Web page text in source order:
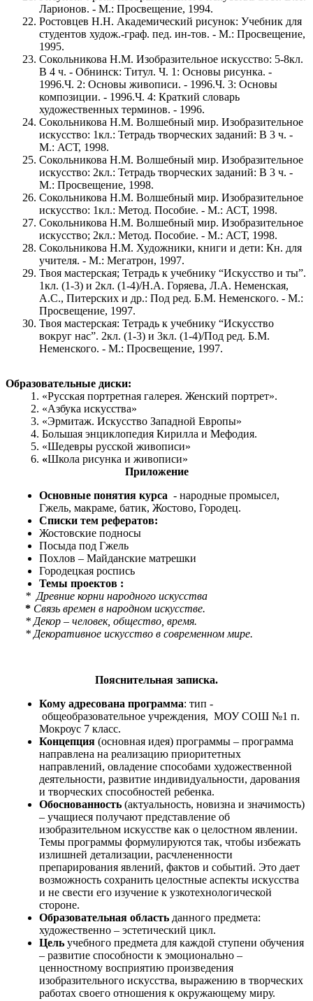
Ларионов. - М.: Просвещение, 1994.
Ростовцев Н.Н. Академический рисунок: Учебник для
студентов худож.-граф. пед. ин-тов. - М.: Просвещение,
1995.
Сокольникова Н.М. Изобразительное искусство: 5-8кл.
В 4 ч. - Обнинск: Титул. Ч. 1: Основы рисунка. -
1996.Ч. 2: Основы живописи. - 1996.Ч. 3: Основы
композиции. - 1996.Ч. 4: Краткий словарь
художественных терминов. - 1996.
Сокольникова Н.М. Волшебный мир. Изобразительное
искусство: 1кл.: Тетрадь творческих заданий: В 3 ч. -
М.: АСТ, 1998.
Сокольникова Н.М. Волшебный мир. Изобразительное
искусство: 2кл.: Тетрадь творческих заданий: В 3 ч. -
М.: Просвещение, 1998.
Сокольникова Н.М. Волшебный мир. Изобразительное
искусство: 1кл.: Метод. Пособие. - М.: АСТ, 1998.
Сокольникова Н.М. Волшебный мир. Изобразительное
искусство; 2кл.: Метод. Пособие. - М.: АСТ, 1998.
Сокольникова Н.М. Художники, книги и дети: Кн. для
учителя. - М.: Мегатрон, 1997.
Твоя мастерская; Тетрадь к учебнику “Искусство и ты”.
1кл. (1-3) и 2кл. (1-4)/Н.А. Горяева, Л.А. Неменская,
А.С., Питерских и др.: Под ред. Б.М. Неменского. - М.:
Просвещение, 1997.
Твоя мастерская: Тетрадь к учебнику “Искусство
вокруг нас”. 2кл. (1-3) и 3кл. (1-4)/Под ред. Б.М.
Неменского. - М.: Просвещение, 1997.
Образовательные диски:
«Русская портретная галерея. Женский портрет».
«Азбука искусства»
«Эрмитаж. Искусство Западной Европы»
Большая энциклопедия Кирилла и Мефодия.
«Шедевры русской живописи»
«Школа рисунка и живописи»
Приложение
Основные понятия курса - народные промысел,
Гжель, макраме, батик, Жостово, Городец.
Списки тем рефератов:
Жостовские подносы
Посыда под Гжель
Похлов – Майданские матрешки
Городецкая роспись
Темы проектов :
* Древние корни народного искусства
* Связь времен в народном искусстве.
* Декор – человек, общество, время.
* Декоративное искусство в современном мире.
Пояснительная записка.
Кому адресована программа: тип -
общеобразовательное учреждения, МОУ СОШ №1 п.
Мокроус 7 класс.
Концепция (основная идея) программы – программа
направлена на реализацию приоритетных
направлений, овладение способами художественной
деятельности, развитие индивидуальности, дарования
и творческих способностей ребенка.
Обоснованность (актуальность, новизна и значимость)
– учащиеся получают представление об
изобразительном искусстве как о целостном явлении.
Темы программы формулируются так, чтобы избежать
излишней детализации, расчлененности
препарирования явлений, фактов и событий. Это дает
возможность сохранить целостные аспекты искусства
и не свести его изучение к узкотехнологической
стороне.
Образовательная область данного предмета:
художественно – эстетический цикл.
Цель учебного предмета для каждой ступени обучения
– развитие способности к эмоционально –
ценностному восприятию произведения
изобразительного искусства, выражению в творческих
работах своего отношения к окружающему миру.